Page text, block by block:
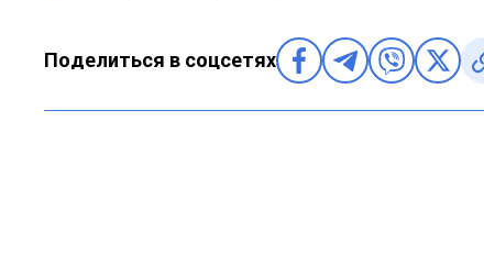
Поделиться в соцсетях